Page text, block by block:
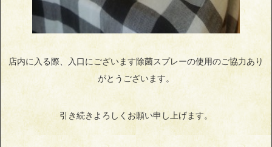
店内に入る際、入口にございます除菌スプレーの使用のご協力あり
がとうございます。
引き続きよろしくお願い申し上げます。